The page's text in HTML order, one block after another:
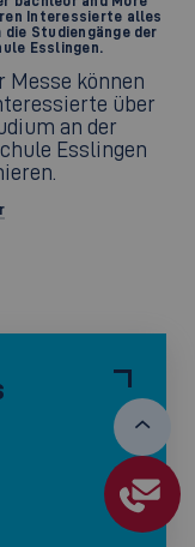
Messe können
über
an der
Esslingen